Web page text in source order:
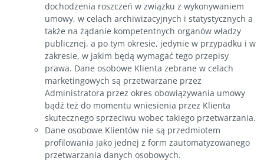
dochodzenia roszczeń w związku z wykonywaniem
umowy, w celach archiwizacyjnych i statystycznych a
także na żądanie kompetentnych organów władzy
publicznej, a po tym okresie, jedynie w przypadku i w
zakresie, w jakim będą wymagać tego przepisy
prawa. Dane osobowe Klienta zebrane w celach
marketingowych są przetwarzane przez
Administratora przez okres obowiązywania umowy
bądź też do momentu wniesienia przez Klienta
skutecznego sprzeciwu wobec takiego przetwarzania.
Dane osobowe Klientów nie są przedmiotem
profilowania jako jednej z form zautomatyzowanego
przetwarzania danych osobowych.